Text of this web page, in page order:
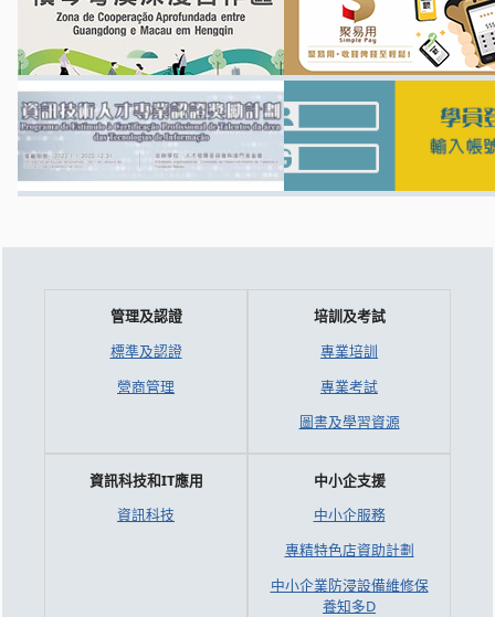
管理及認證
標準及認證
營商管理
培訓及考試
專業培訓
專業考試
圖書及學習資源
資訊科技和IT應用
資訊科技
中小企支援
中小企服務
專精特色店資助計劃
中小企業防浸設備維修保
養知多D